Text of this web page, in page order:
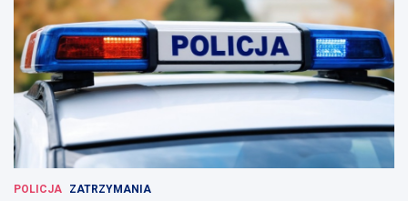
POLICJA ZATRZYMANIA